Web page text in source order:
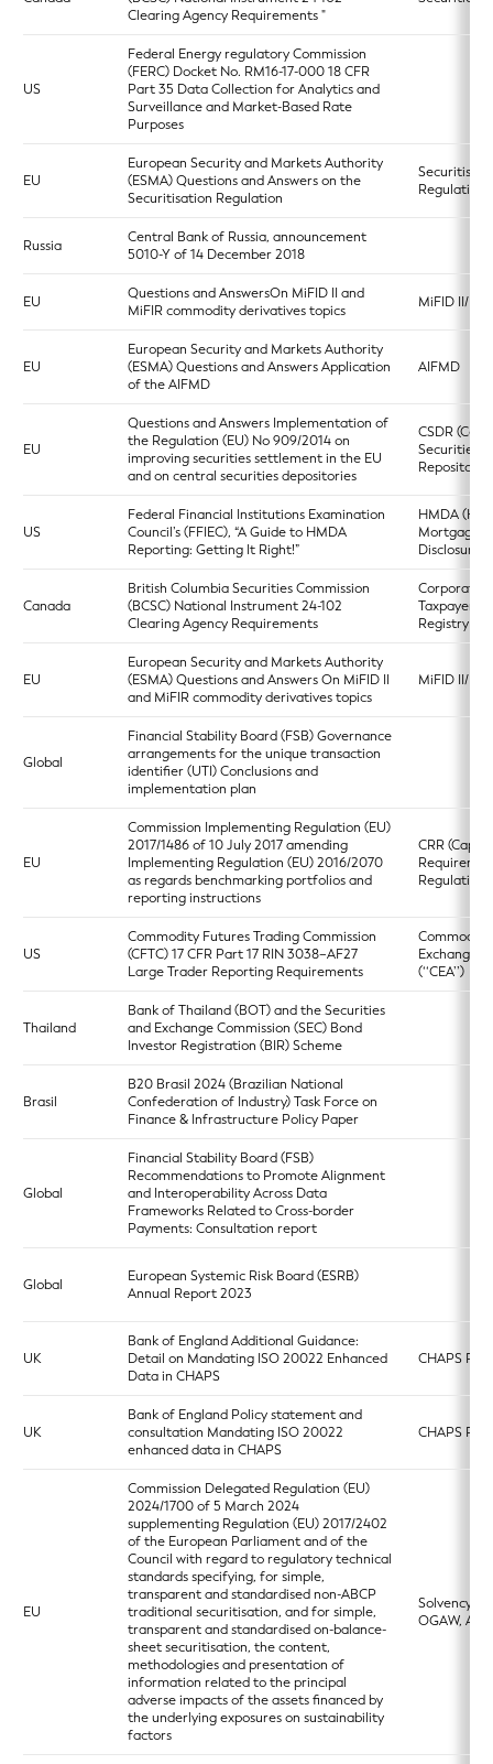
Clearing Agency Requirements "
US
Federal Energy regulatory Commission
(FERC) Docket No. RM16-17-000 18 CFR
Part 35 Data Collection for Analytics and
Surveillance and Market-Based Rate
Purposes
EU
European Security and Markets Authority
(ESMA) Questions and Answers on the
Securitisation Regulation
Regulation
Russia
Central Bank of Russia, announcement
5010-Y of 14 December 2018
EU
Questions and AnswersOn MiFID II and
MiFIR commodity derivatives topics
MiFID II/
EU
European Security and Markets Authority
(ESMA) Questions and Answers Application
of the AIFMD
AIFMD
EU
Questions and Answers Implementation of
the Regulation (EU) No 909/2014 on
improving securities settlement in the EU
and on central securities depositories
CSDR
Securities
US
Federal Financial Institutions Examination
Council’s (FFIEC), “A Guide to HMDA
Reporting: Getting It Right!”
HMDA
Mortgage
Disclosure
Canada
British Columbia Securities Commission
(BCSC) National Instrument 24-102
Clearing Agency Requirements
Corporate
Taxpayers
Registry
EU
European Security and Markets Authority
(ESMA) Questions and Answers On MiFID II
and MiFIR commodity derivatives topics
MiFID II/
Global
Financial Stability Board (FSB) Governance
arrangements for the unique transaction
identifier (UTI) Conclusions and
implementation plan
EU
Commission Implementing Regulation (EU)
2017/1486 of 10 July 2017 amending
Implementing Regulation (EU) 2016/2070
as regards benchmarking portfolios and
reporting instructions
CRR
Regulation)
US
Commodity Futures Trading Commission
(CFTC) 17 CFR Part 17 RIN 3038–AF27
Large Trader Reporting Requirements
Commodity
Exchange
(‘‘CEA’’)
Thailand
Bank of Thailand (BOT) and the Securities
and Exchange Commission (SEC) Bond
Investor Registration (BIR) Scheme
Brasil
B20 Brasil 2024 (Brazilian National
Confederation of Industry) Task Force on
Finance & Infrastructure Policy Paper
Global
Financial Stability Board (FSB)
Recommendations to Promote Alignment
and Interoperability Across Data
Frameworks Related to Cross-border
Payments: Consultation report
Global
European Systemic Risk Board (ESRB)
Annual Report 2023
UK
Bank of England Additional Guidance:
Detail on Mandating ISO 20022 Enhanced
Data in CHAPS
CHAPS
UK
Bank of England Policy statement and
consultation Mandating ISO 20022
enhanced data in CHAPS
CHAPS
EU
Commission Delegated Regulation (EU)
2024/1700 of 5 March 2024
supplementing Regulation (EU) 2017/2402
of the European Parliament and of the
Council with regard to regulatory technical
standards specifying, for simple,
transparent and standardised non-ABCP
traditional securitisation, and for simple,
transparent and standardised on-balance-
sheet securitisation, the content,
methodologies and presentation of
information related to the principal
adverse impacts of the assets financed by
the underlying exposures on sustainability
factors
Solvency 2,
OGAW,